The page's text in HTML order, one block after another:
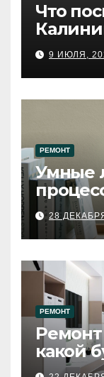
Что
9 ИЮЛЯ,
РЕМОНТ
Умные
28
РЕМОНТ
какой